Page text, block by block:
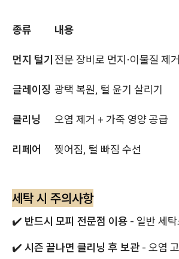
종류 내용
먼지 털기 전문 장비로 먼지·이물질 제거
글레이징 광택 복원, 털 윤기 살리기
클리닝 오염 제거 + 가죽 영양 공급
리페어 찢어짐, 털 빠짐 수선
세탁 시 주의사항
✔️ 반드시 모피 전문점 이용 - 일반 세
✔️ 시즌 끝나면 클리닝 후 보관 - 오염